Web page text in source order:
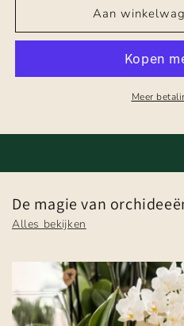
Aan
Meer
De magie van
Alles bekijken